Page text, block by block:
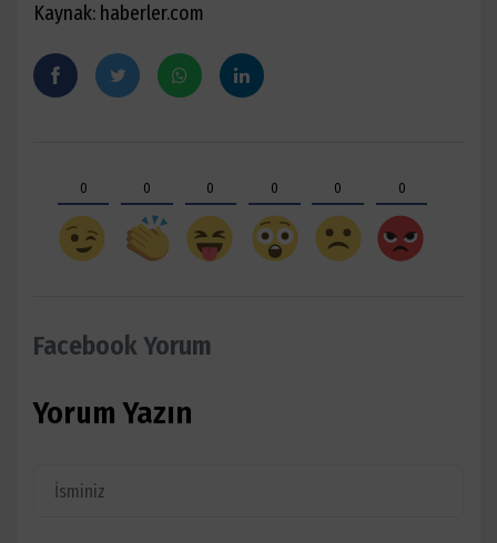
Kaynak: haberler.com
0 0 0 0 0 0
Facebook Yorum
Yorum Yazın